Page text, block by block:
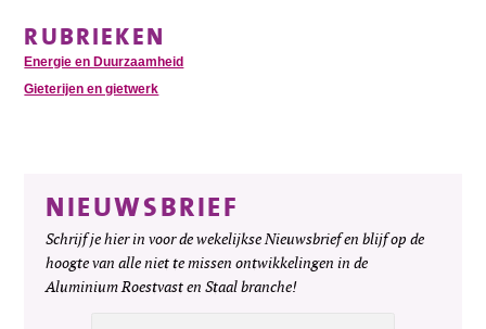
RUBRIEKEN
Energie en Duurzaamheid
Gieterijen en gietwerk
NIEUWSBRIEF
Schrijf je hier in voor de wekelijkse Nieuwsbrief en blijf op de
hoogte van alle niet te missen ontwikkelingen in de
Aluminium Roestvast en Staal branche!